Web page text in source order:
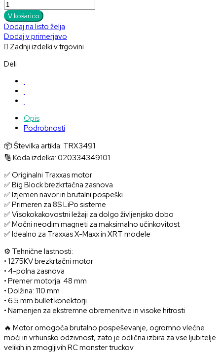
V košarico
Dodaj na listo želja
Dodaj v primerjavo
 Zadnji izdelki v trgovini
Deli
Opis
Podrobnosti
📦 Številka artikla: TRX3491
🔢 Koda izdelka: 020334349101
✅ Originalni Traxxas motor
✅ Big Block brezkrtačna zasnova
✅ Izjemen navor in brutalni pospeški
✅ Primeren za 8S LiPo sisteme
✅ Visokokakovostni ležaji za dolgo življenjsko dobo
✅ Močni neodim magneti za maksimalno učinkovitost
✅ Idealno za Traxxas X-Maxx in XRT modele
⚙️ Tehnične lastnosti:
• 1275KV brezkrtačni motor
• 4-polna zasnova
• Premer motorja: 48 mm
• Dolžina: 110 mm
• 6.5 mm bullet konektorji
• Namenjen za ekstremne obremenitve in visoke hitrosti
🔥 Motor omogoča brutalno pospeševanje, ogromno vlečne
moči in vrhunsko odzivnost, zato je odlična izbira za vse ljubitelje
velikih in zmogljivih RC monster truckov.